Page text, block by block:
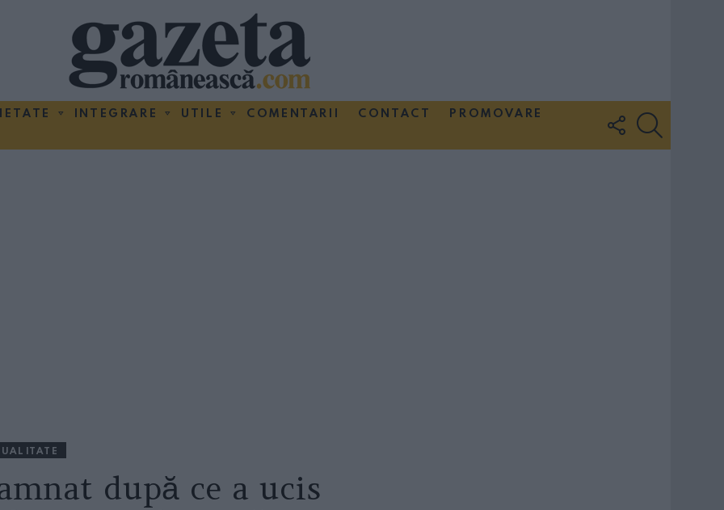
INTEGRARE UTILE COMENTARII CONTACT
PROMOVARE
FOLLOW
US
după ce a ucis